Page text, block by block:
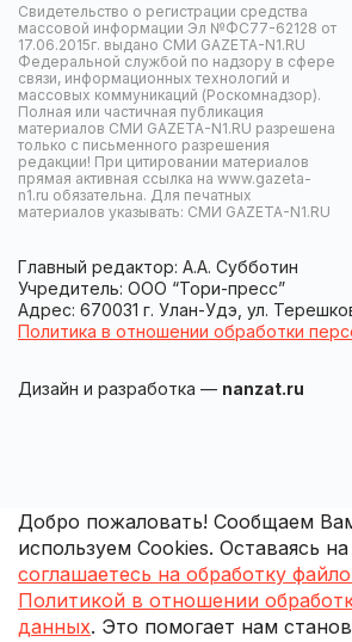
Свидетельство о регистрации средства
массовой информации Эл №ФС77-62128 от
17.06.2015г. выдано СМИ GAZETA-N1.RU
Федеральной службой по надзору в сфере
связи, информационных технологий и
массовых коммуникаций (Роскомнадзор).
Полная или частичная публикация
материалов СМИ GAZETA-N1.RU разрешена
только с письменного разрешения
редакции! При цитировании материалов
прямая активная ссылка на www.gazeta-
n1.ru обязательна. Для печатных
материалов указывать: СМИ GAZETA-N1.RU
Главный редактор: А.А. Субботин
Учредитель: ООО “Тори-пресс”
Адрес: 670031 г. Улан-Удэ, ул.
Политика в отношении обработки
Дизайн и разработка — nanzat.ru
Добро пожаловать! Сообщаем
используем Cookies. Оставаясь
соглашаетесь на обработку
Политикой в отношении
данных. Это помогает нам